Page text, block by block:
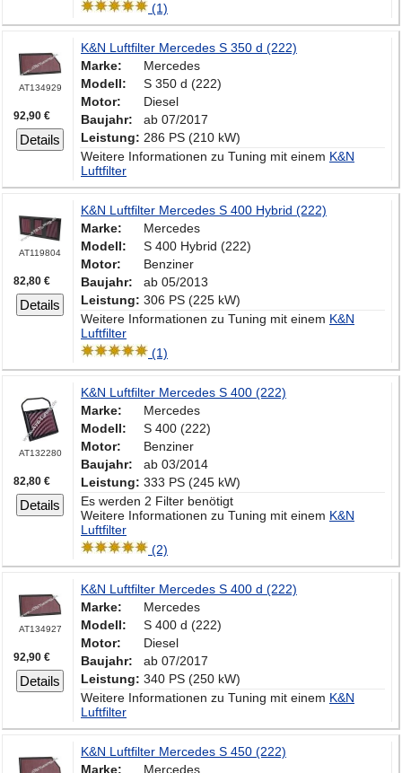
(1)
AT134929
92,90 €
Details
K&N Luftfilter Mercedes S 350 d (222)
Marke:
Mercedes
Modell:
S 350 d (222)
Motor:
Diesel
Baujahr:
ab 07/2017
Leistung: 286 PS (210 kW)
Weitere Informationen zu Tuning mit einem K&N
Luftfilter
AT119804
82,80 €
Details
K&N Luftfilter Mercedes S 400 Hybrid (222)
Marke:
Mercedes
Modell:
S 400 Hybrid (222)
Motor:
Benziner
Baujahr:
ab 05/2013
Leistung: 306 PS (225 kW)
Weitere Informationen zu Tuning mit einem K&N
Luftfilter
(1)
AT132280
82,80 €
Details
K&N Luftfilter Mercedes S 400 (222)
Marke:
Mercedes
Modell:
S 400 (222)
Motor:
Benziner
Baujahr:
ab 03/2014
Leistung: 333 PS (245 kW)
Es werden 2 Filter benötigt
Weitere Informationen zu Tuning mit einem K&N
Luftfilter
(2)
AT134927
92,90 €
Details
K&N Luftfilter Mercedes S 400 d (222)
Marke:
Mercedes
Modell:
S 400 d (222)
Motor:
Diesel
Baujahr:
ab 07/2017
Leistung: 340 PS (250 kW)
Weitere Informationen zu Tuning mit einem K&N
Luftfilter
K&N Luftfilter Mercedes S 450 (222)
Marke:
Mercedes